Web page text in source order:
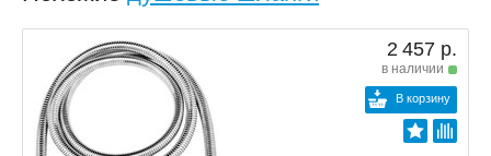
2 457 р.
в наличии
В корзину